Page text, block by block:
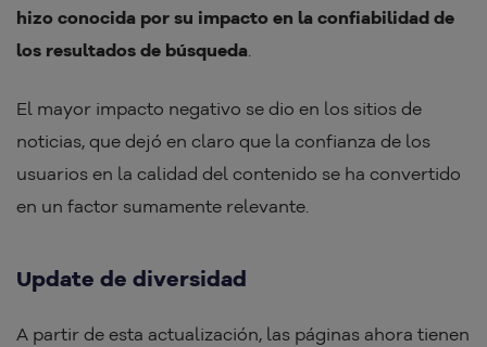
hizo conocida por su impacto en la confiabilidad de
los resultados de búsqueda.
El mayor impacto negativo se dio en los sitios de
noticias, que dejó en claro que la confianza de los
usuarios en la calidad del contenido se ha convertido
en un factor sumamente relevante.
Update de diversidad
A partir de esta actualización, las páginas ahora tienen